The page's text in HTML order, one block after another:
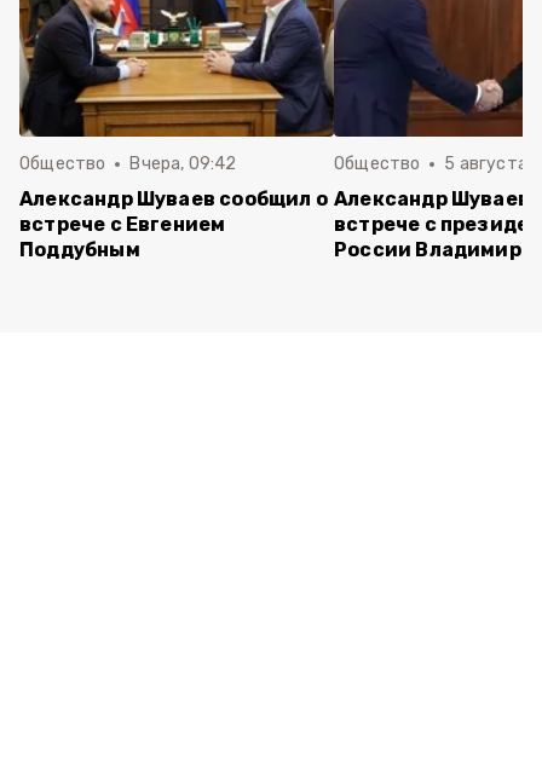
Общество Вчера, 09:42
Александр Шуваев сообщил о
встрече с Евгением
Поддубным
Общество 5 августа ,
Александр Шуваев
встрече с
России